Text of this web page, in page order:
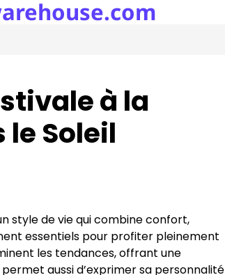
à la
le Soleil
style de vie qui combine confort,
essentiels pour profiter pleinement
les tendances, offrant une
aussi d’exprimer sa personnalité